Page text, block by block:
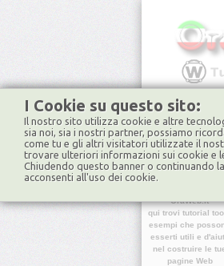
HOME
Home
OraWeb.it
qui trovi tutorial
esempi che
esserti utili e
nel costruire le
pagine Web
I Cookie su questo sito:
Il nostro sito utilizza cookie e altre
sia noi, sia i nostri partner, possiamo
come tu e gli altri visitatori utilizzate il
trovare ulteriori informazioni sui cookie e
Chiudendo questo banner o continuando
acconsenti all'uso dei cookie.